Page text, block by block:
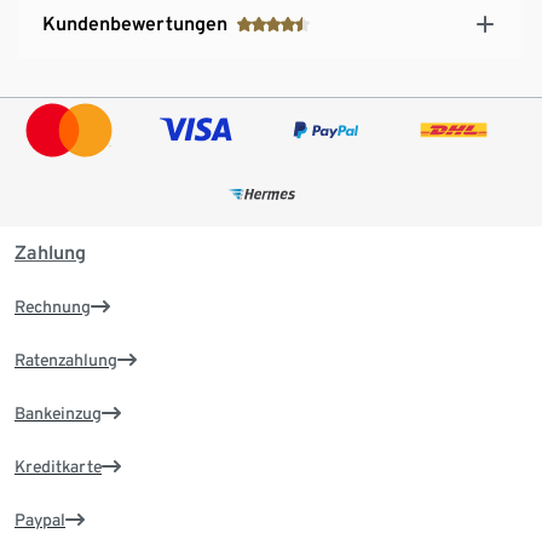
Kundenbewertungen
Zahlung
Rechnung
Ratenzahlung
Bankeinzug
Kreditkarte
Paypal